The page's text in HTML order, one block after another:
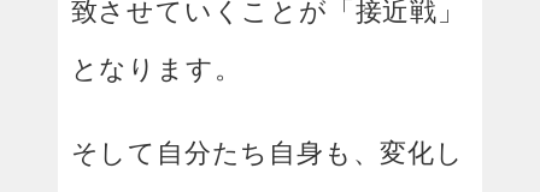
致させていくことが「接近戦」
となります。
そして自分たち自身も、変化し